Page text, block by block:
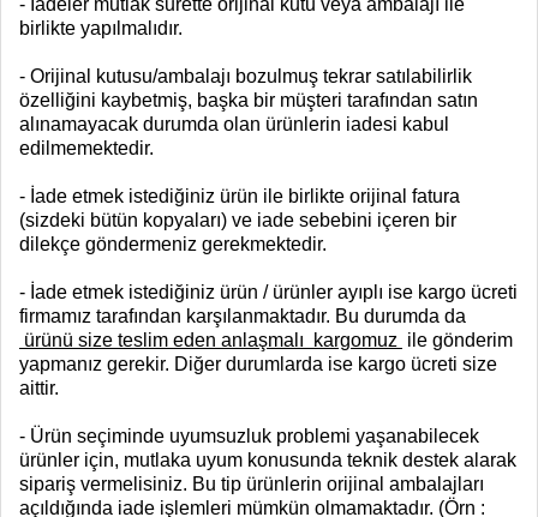
- İadeler mutlak surette orijinal kutu veya ambalajı ile
birlikte yapılmalıdır.
- Orijinal kutusu/ambalajı bozulmuş tekrar satılabilirlik
özelliğini kaybetmiş, başka bir müşteri tarafından satın
alınamayacak durumda olan ürünlerin iadesi kabul
edilmemektedir.
- İade etmek istediğiniz ürün ile birlikte orijinal fatura
(sizdeki bütün kopyaları) ve iade sebebini içeren bir
dilekçe göndermeniz gerekmektedir.
- İade etmek istediğiniz ürün / ürünler ayıplı ise kargo ücreti
firmamız tarafından karşılanmaktadır. Bu durumda da
ürünü size teslim eden anlaşmalı
kargomuz ile gönderim
yapmanız gerekir. Diğer durumlarda ise kargo ücreti size
aittir.
- Ürün seçiminde uyumsuzluk problemi yaşanabilecek
ürünler için, mutlaka uyum konusunda teknik destek alarak
sipariş vermelisiniz. Bu tip ürünlerin orijinal ambalajları
açıldığında iade işlemleri mümkün olmamaktadır. (Örn :